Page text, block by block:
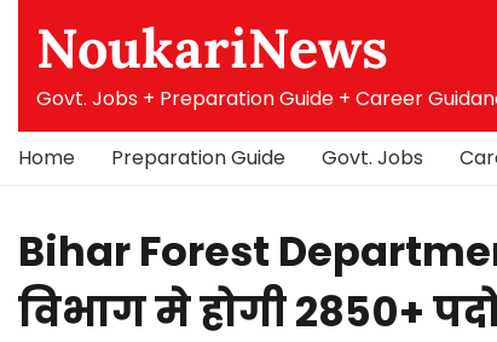
contentNoukariNews
Govt. Jobs + Preparation Guide + Career
Home Preparation Guide Govt. Jobs
Bihar Forest
विभाग मे होगी 2850+